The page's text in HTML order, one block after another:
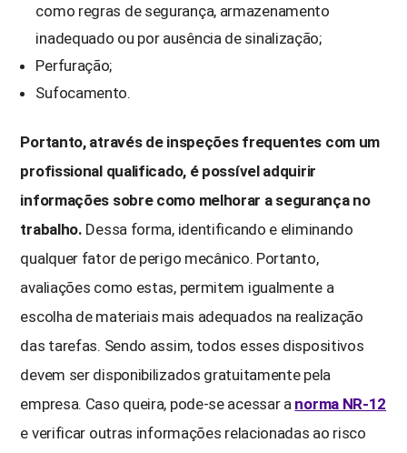
como regras de segurança, armazenamento
inadequado ou por ausência de sinalização;
Perfuração;
Sufocamento.
Portanto, através de inspeções frequentes com um
profissional qualificado, é possível adquirir
informações sobre como melhorar a segurança no
trabalho. Dessa forma, identificando e eliminando
qualquer fator de perigo mecânico. Portanto,
avaliações como estas, permitem igualmente a
escolha de materiais mais adequados na realização
das tarefas. Sendo assim, todos esses dispositivos
devem ser disponibilizados gratuitamente pela
empresa. Caso queira, pode-se acessar a norma NR-12
e verificar outras informações relacionadas ao risco